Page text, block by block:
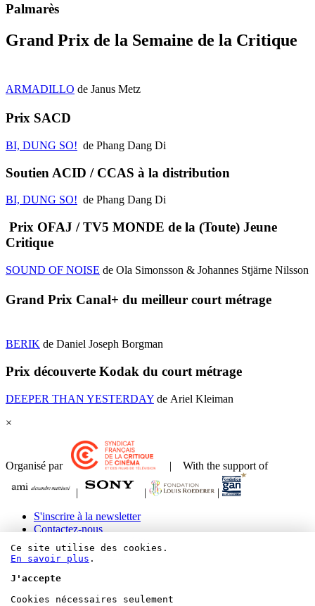
Palmarès
Grand Prix de la Semaine de la Critique
ARMADILLO de Janus Metz
Prix SACD
BI, DUNG SO! de Phang Dang Di
Soutien ACID / CCAS à la distribution
BI, DUNG SO! de Phang Dang Di
Prix OFAJ / TV5 MONDE de la (Toute) Jeune
Critique
SOUND OF NOISE de Ola Simonsson & Johannes Stjärne Nilsson
Grand Prix Canal+ du meilleur court métrage
BERIK de Daniel Joseph Borgman
Prix découverte Kodak du court métrage
DEEPER THAN YESTERDAY de Ariel Kleiman
×
Organisé par | With the support of
| |
|
S'inscrire à la newsletter
Contactez-nous
Mentions légales et crédits
Paramétrer les cookies
Bluesky
Ce site utilise des cookies.
En savoir plus .
J'accepte
Cookies nécessaires seulement